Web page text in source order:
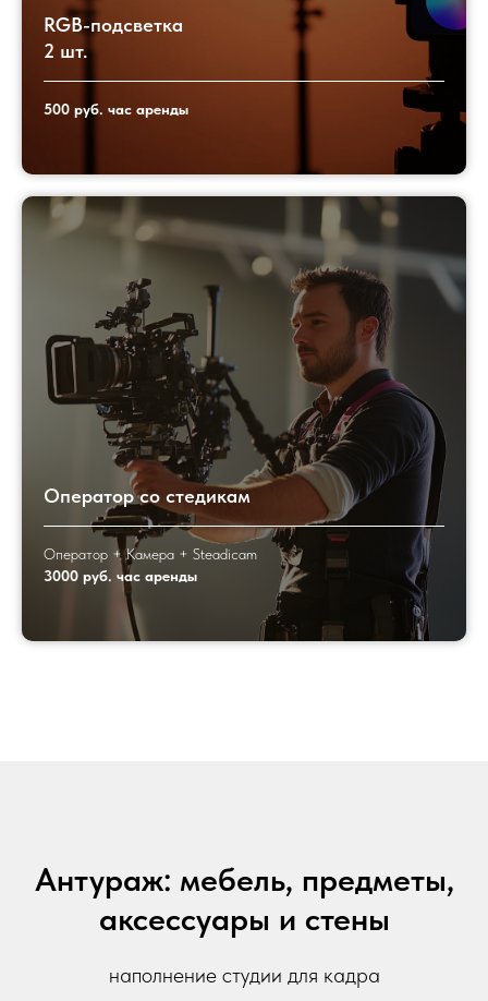
RGB-подсветка
2 шт.
500 руб. час аренды
Оператор со стедикам
Оператор + Камера + Steadicam
3000 руб. час аренды
Антураж: мебель, предметы,
аксессуары и стены
наполнение студии для кадра